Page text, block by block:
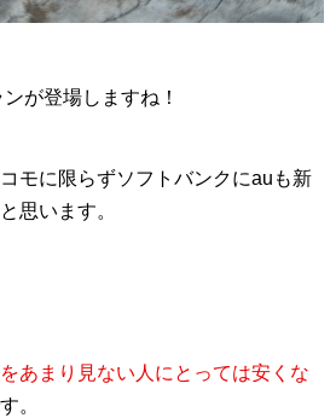
が登場しますね！
モに限らずソフトバンクにauも新
思います。
あまり見ない人にとっては安くな
。